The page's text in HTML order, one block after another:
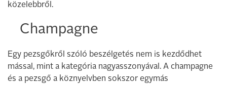
közelebbről.
Champagne
Egy pezsgőkről szóló beszélgetés nem is kezdődhet
mással, mint a kategória nagyasszonyával. A champagne
és a pezsgő a köznyelvben sokszor egymás